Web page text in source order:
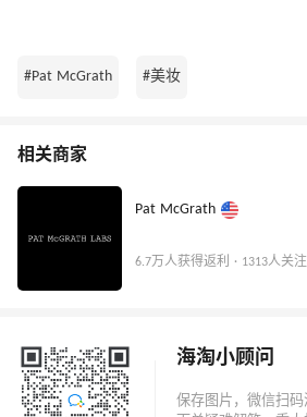
#Pat McGrath #美妆
相关商家
Pat McGrath
6.7万人获得返利 · 1313人关注
海淘小顾问